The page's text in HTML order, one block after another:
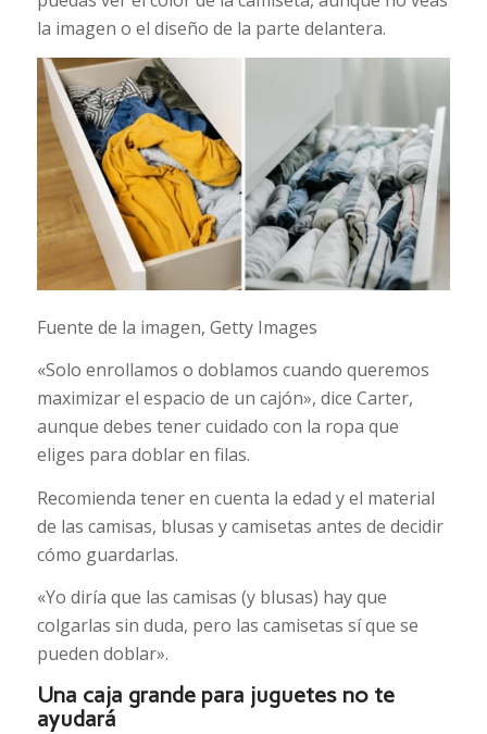
la imagen o el diseño de la parte delantera.
Fuente de la imagen, Getty Images
«Solo enrollamos o doblamos cuando queremos
maximizar el espacio de un cajón», dice Carter,
aunque debes tener cuidado con la ropa que
eliges para doblar en filas.
Recomienda tener en cuenta la edad y el material
de las camisas, blusas y camisetas antes de decidir
cómo guardarlas.
«Yo diría que las camisas (y blusas) hay que
colgarlas sin duda, pero las camisetas sí que se
pueden doblar».
Una caja grande para juguetes no te
ayudará